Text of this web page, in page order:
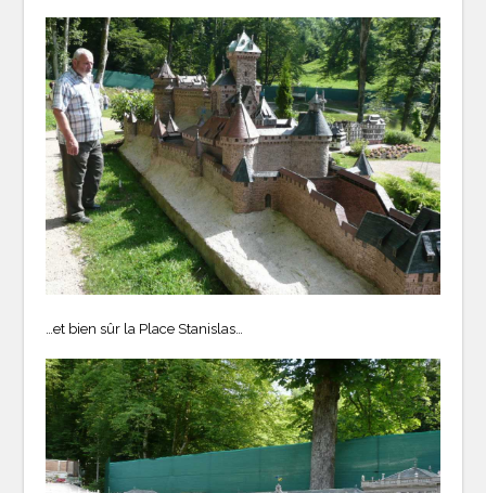
…et bien sûr la Place Stanislas…